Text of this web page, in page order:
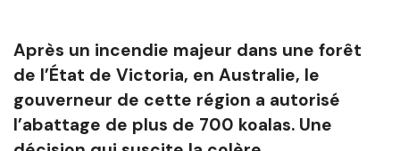
Après un incendie majeur dans une forêt
de l’État de Victoria, en Australie, le
gouverneur de cette région a autorisé
l’abattage de plus de 700 koalas. Une